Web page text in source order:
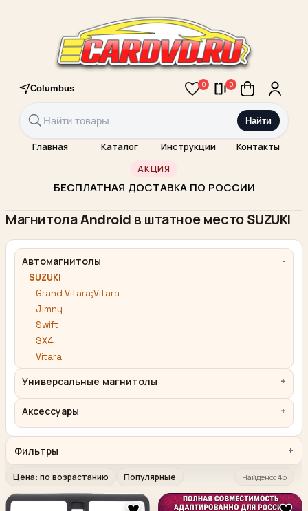
Columbus 0 0
Найти
Главная Каталог Инструкции Контакты
АКЦИЯ
БЕСПЛАТНАЯ ДОСТАВКА ПО РОССИИ
Магнитола Android в штатное место SUZUKI
Автомагнитолы
SUZUKI
Grand Vitara;Vitara
Jimny
Swift
SX4
Vitara
Универсальные магнитолы
Аксессуары
Фильтры
Цена: по возрастанию Популярные Найдено: 45